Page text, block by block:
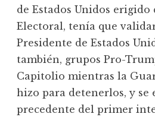
de Estados Unidos erigido
Electoral, tenía que
Presidente de Estados
también, grupos Pro-
Capitolio mientras la
hizo para detenerlos, y se
precedente del primer